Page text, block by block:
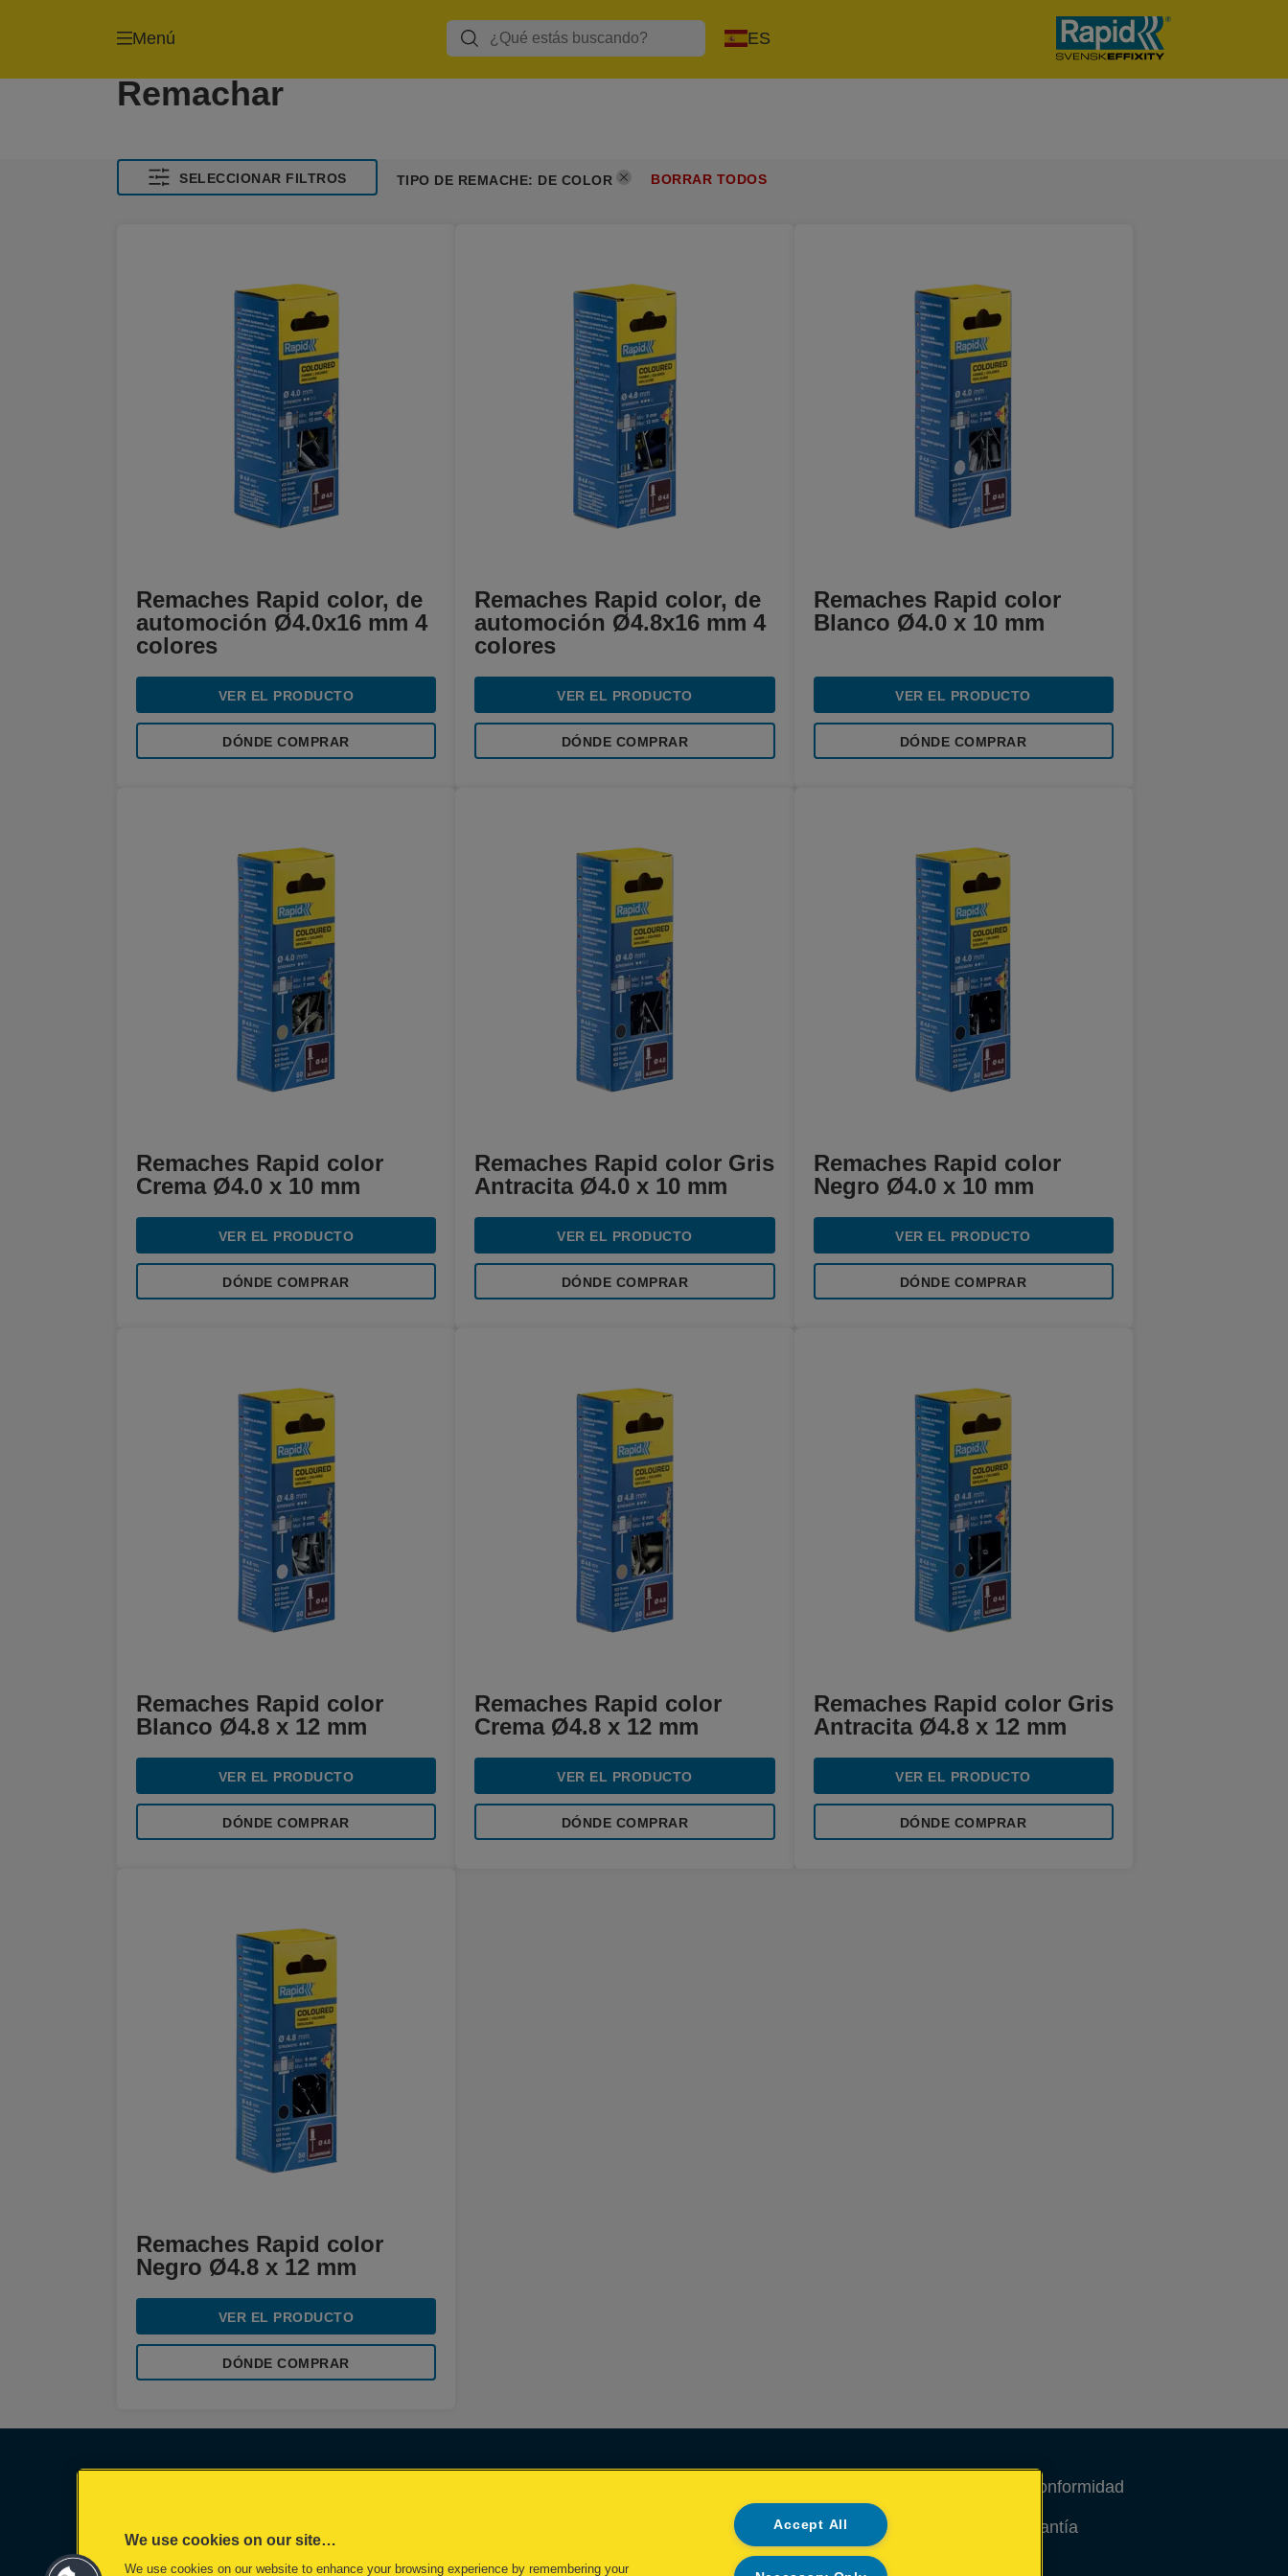
Menú ES
Remachar
SELECCIONAR FILTROS TIPO DE REMACHE: DE COLOR BORRAR TODOS
Remaches Rapid color, de
automoción Ø4.0x16 mm 4
colores
VER EL PRODUCTO
DÓNDE COMPRAR
Remaches Rapid color, de
automoción Ø4.8x16 mm 4
colores
VER EL PRODUCTO
DÓNDE COMPRAR
Remaches Rapid color
Blanco Ø4.0 x 10 mm
VER EL PRODUCTO
DÓNDE COMPRAR
Remaches Rapid color
Crema Ø4.0 x 10 mm
VER EL PRODUCTO
DÓNDE COMPRAR
Remaches Rapid color Gris
Antracita Ø4.0 x 10 mm
VER EL PRODUCTO
DÓNDE COMPRAR
Remaches Rapid color
Negro Ø4.0 x 10 mm
VER EL PRODUCTO
DÓNDE COMPRAR
Remaches Rapid color
Blanco Ø4.8 x 12 mm
VER EL PRODUCTO
DÓNDE COMPRAR
Remaches Rapid color
Crema Ø4.8 x 12 mm
VER EL PRODUCTO
DÓNDE COMPRAR
Remaches Rapid color Gris
Antracita Ø4.8 x 12 mm
VER EL PRODUCTO
DÓNDE COMPRAR
Remaches Rapid color
Negro Ø4.8 x 12 mm
VER EL PRODUCTO
DÓNDE COMPRAR
Política de privacidad
Política de cookies
Declaraciones de conformidad
Condiciones de garantía
We use cookies on our site…
We use cookies on our website to enhance your browsing experience by remembering your
Accept All